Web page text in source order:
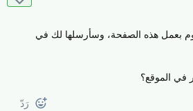
بعمل هذه الصفحة، وسأرسلها لك في
الموقع؟
رَدّ